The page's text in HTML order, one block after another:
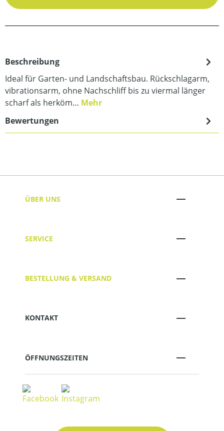
Beschreibung
Ideal für Garten- und Landschaftsbau. Rückschlagarm,
vibrationsarm, ohne Nachschliff bis zu viermal länger
scharf als herköm… Mehr
Bewertungen
ÜBER UNS
SERVICE
BESTELLUNG & VERSAND
KONTAKT
ÖFFNUNGSZEITEN